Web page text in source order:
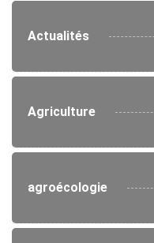
Actualités
Agriculture
agroécologie